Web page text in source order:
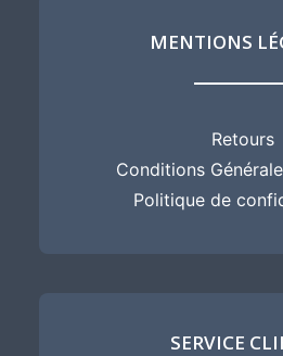
MENTIONS
Retours
Conditions
Politique de
SERVICE